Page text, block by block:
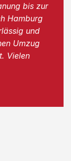
bis zur
Hamburg
und
Umzug
Vielen